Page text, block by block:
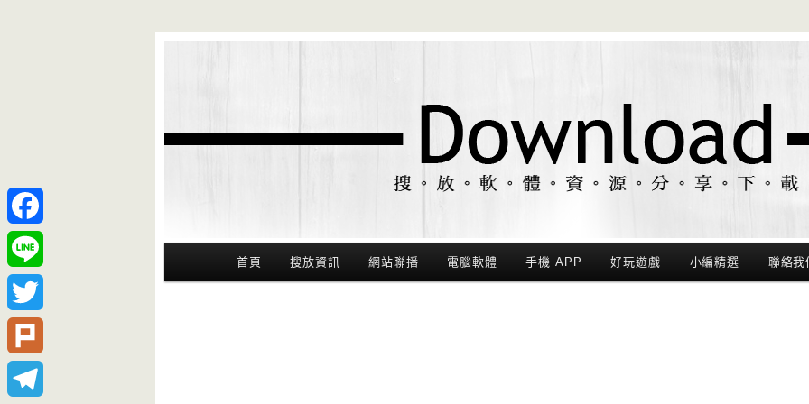
Main Menu
首頁 搜放資訊 網站聯播 電腦軟體 手機 APP 好玩遊戲 小編精選 聯絡我
Facebook
Line
Twitter
Plurk